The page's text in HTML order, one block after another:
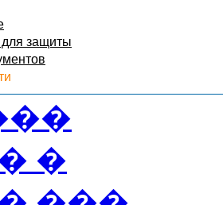
защиты